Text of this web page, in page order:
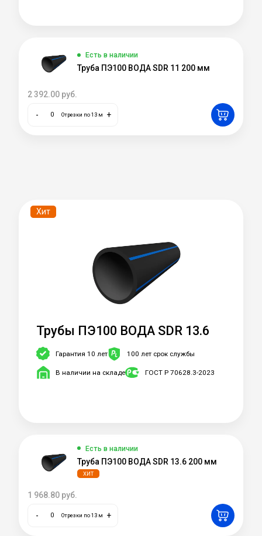
Есть в наличии
Труба ПЭ100 ВОДА SDR 11 200 мм
2 392.00 руб.
- Отрезки по 13 м +
Хит
Трубы ПЭ100 ВОДА SDR 13.6
Гарантия 10 лет 100 лет срок службы
В наличии на складе ГОСТ Р 70628.3-2023
Есть в наличии
Труба ПЭ100 ВОДА SDR 13.6 200 мм
ХИТ
1 968.80 руб.
- Отрезки по 13 м +